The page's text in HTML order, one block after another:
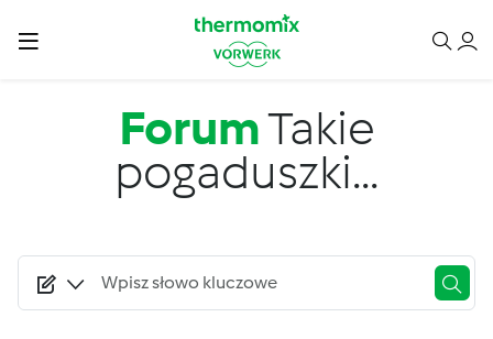
ForumTakie
pogaduszki...